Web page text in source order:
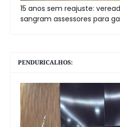
15 anos sem reajuste:
sangram assessores para
PENDURICALHOS: